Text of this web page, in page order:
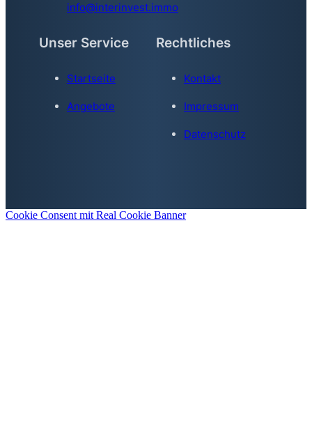
info@interinvest.immo
Unser Service
Startseite
Angebote
Rechtliches
Kontakt
Impressum
Datenschutz
Cookie Consent mit Real Cookie Banner